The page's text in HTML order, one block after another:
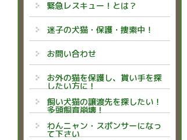
緊急レスキュー！とは？
迷子の犬猫・保護・捜索中！
お問い合わせ
お外の猫を保護し、貰い手を探
したい方に！
飼い犬猫の譲渡先を探したい！
多頭飼育崩壊！
わんニャン・スポンサーになっ
て下さい